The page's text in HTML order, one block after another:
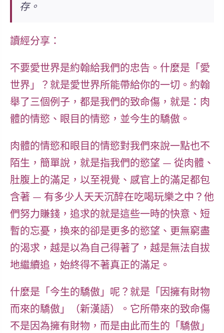
存。
讀經分享：
不要愛世界是約翰給我們的忠告。什麼是「愛
世界」？就是愛世界所能帶給你的一切。約翰
舉了三個例子，都是我們的致命傷，就是：肉
體的情慾、眼目的情慾，並今生的驕傲。
肉體的情慾和眼目的情慾對我們來說一點也不
陌生，簡單說，就是指我們的慾望 — 從肉體、
肚腹上的滿足，以至視覺、感官上的滿足都包
含著 — 有多少人天天沉醉在吃喝玩樂之中？他
們努力賺錢，追求的就是這些一時的快意、短
暫的忘憂，換來的卻是更多的慾望、更無窮盡
的渴求，越是以為自己得著了，越是無法自拔
地繼續追，始終得不著真正的滿足。
什麼是「今生的驕傲」呢？就是「因擁有財物
而來的驕傲」（新漢語）。它所帶來的致命傷
不是因為擁有財物，而是由此而生的「驕傲」